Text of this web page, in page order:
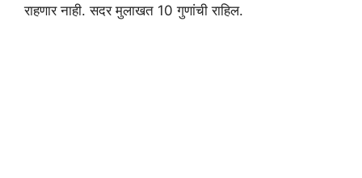
राहणार नाही. सदर मुलाखत 10 गुणांची राहिल.